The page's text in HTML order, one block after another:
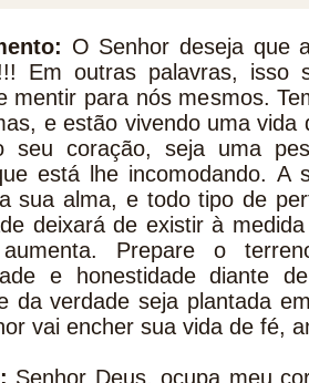
O Senhor deseja que
Em outras palavras, isso
mentir para nós mesmos.
e estão vivendo uma vida
seu coração, seja uma
está lhe incomodando. A
sua alma, e todo tipo de
deixará de existir à
Prepare o
e honestidade diante
da verdade seja plantada
vai encher sua vida de fé,
Senhor Deus, ocupa meu